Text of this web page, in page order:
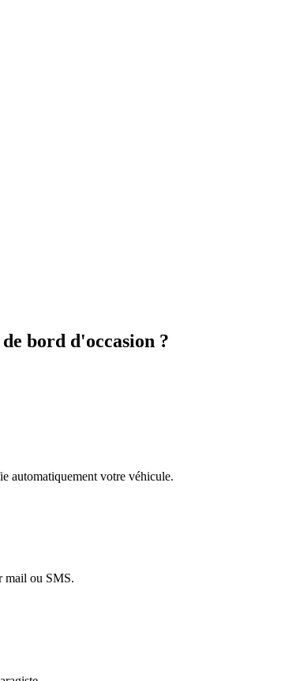
bord d'occasion ?
automatiquement votre véhicule.
mail ou SMS.